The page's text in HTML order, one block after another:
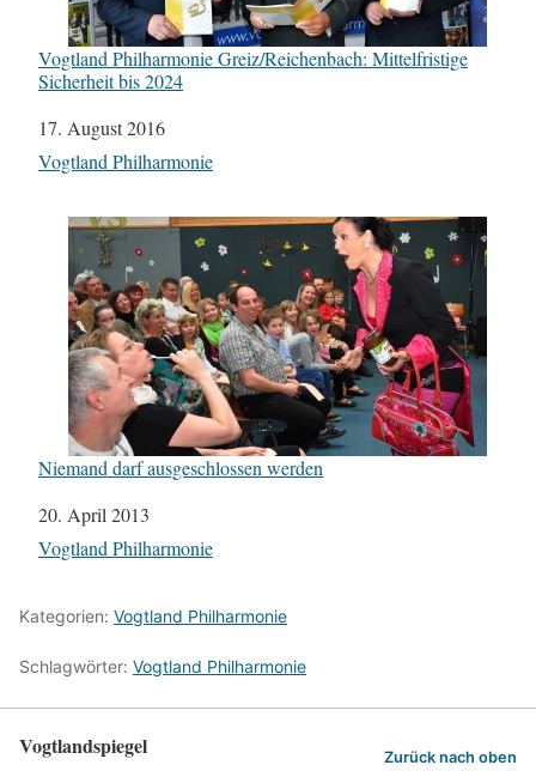
Vogtland Philharmonie Greiz/Reichenbach: Mittelfristige
Sicherheit bis 2024
Datum
17. August 2016
In Bezug auf
Vogtland Philharmonie
Niemand darf ausgeschlossen werden
Datum
20. April 2013
In Bezug auf
Vogtland Philharmonie
Kategorien: Vogtland Philharmonie
Schlagwörter: Vogtland Philharmonie
Vogtlandspiegel Zurück nach oben